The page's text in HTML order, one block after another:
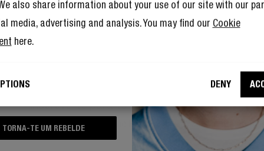
also share information about your use of our site with our
media, advertising and analysis. You may find our Cookie
here.
DENY
DESCONTO NA TUA
Inscreve-te para te tornares um Rebelde
a tua inscrição ao The Rebel Club vem com muitas
que a Fresh 'n Rebel utilize o
TORNA-TE UM REBELDE